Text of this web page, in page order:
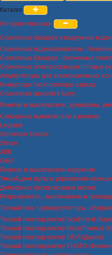
Каталог
Интернет-магазин
Солнечные батареи и вакуумные
Солнечные водонагреватели ,
Солнечные батареи - солнечные
Солнечные электростанции готовые
Аккумуляторы для альтернативных
Инверторы / контроллеры заряда
Солнечная энергия в быту
Розетки и выключатели, домофоны,
Сенсорные выключатели и розетки
Legrand
Schneider Electric
Simon
ABB
GIRA
Розетки и выключатели наружние
Умный дом, пульты управления
Домофоны, беспроводные звонки
Ретро розетки , выключатели и провода
Теплый пол, терморегуляторы,
Теплый пол под плитку SouthHeat
Теплый пол под плитку NanoThermal
Теплый пол под плитку DEVI (Дания)
Теплый пол под плитку ENSTO